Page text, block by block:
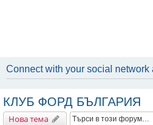
Connect with your social network
КЛУБ ФОРД БЪЛГАРИЯ
Нова тема